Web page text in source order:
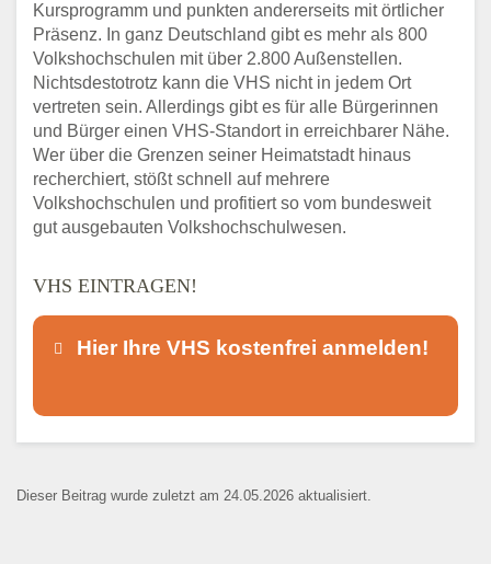
Kursprogramm und punkten andererseits mit örtlicher
Präsenz. In ganz Deutschland gibt es mehr als 800
Volkshochschulen mit über 2.800 Außenstellen.
Nichtsdestotrotz kann die VHS nicht in jedem Ort
vertreten sein. Allerdings gibt es für alle Bürgerinnen
und Bürger einen VHS-Standort in erreichbarer Nähe.
Wer über die Grenzen seiner Heimatstadt hinaus
recherchiert, stößt schnell auf mehrere
Volkshochschulen und profitiert so vom bundesweit
gut ausgebauten Volkshochschulwesen.
VHS EINTRAGEN!
Hier Ihre VHS kostenfrei anmelden!
Kontaktaufnahme und ist nicht
Dieser Beitrag wurde zuletzt am 24.05.2026 aktualisiert.